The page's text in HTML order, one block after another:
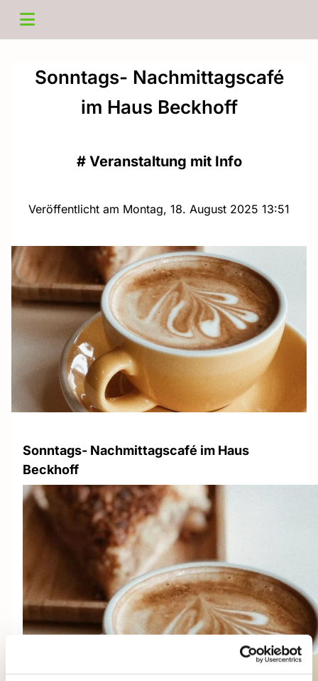
Sonntags- Nachmittagscafé
im Haus Beckhoff
# Veranstaltung mit Info
Veröffentlicht am Montag, 18. August 2025 13:51
Sonntags- Nachmittagscafé im Haus
Beckhoff